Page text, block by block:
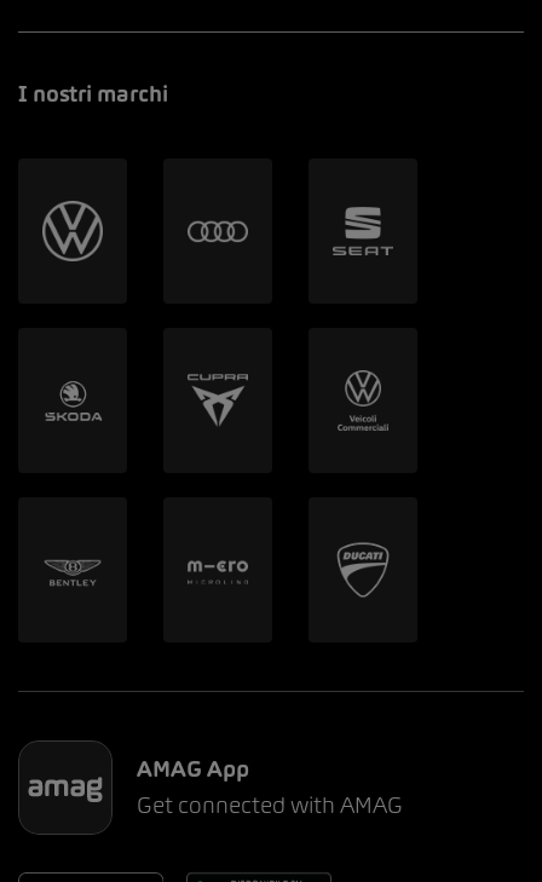
I nostri marchi
AMAG App
Get connected with AMAG